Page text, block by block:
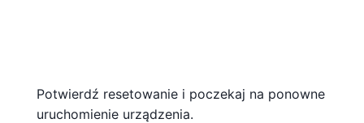
Potwierdź resetowanie i poczekaj na ponowne
uruchomienie urządzenia.